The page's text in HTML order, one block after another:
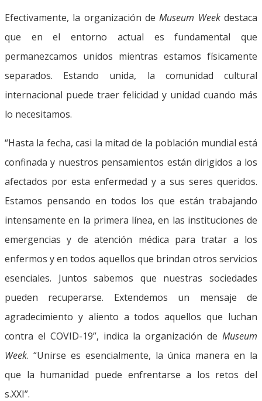
Efectivamente, la organización deMuseum Weekdestaca
que en el entorno actual es fundamental que
permanezcamos unidos mientras estamos físicamente
separados. Estando unida, la comunidad cultural
internacional puede traer felicidad y unidad cuando más
lo necesitamos.
“Hasta la fecha, casi la mitad de la población mundial está
confinada y nuestros pensamientos están dirigidos a los
afectados por esta enfermedad y a sus seres queridos.
Estamos pensando en todos los que están trabajando
intensamente en la primera línea, en las instituciones de
emergencias y de atención médica para tratar a los
enfermos y en todos aquellos que brindan otros servicios
esenciales. Juntos sabemos que nuestras sociedades
pueden recuperarse. Extendemos un mensaje de
agradecimiento y aliento a todos aquellos que luchan
contra el COVID-19”, indica la organización de Museum
Week. “Unirse es esencialmente, la única manera en la
que la humanidad puede enfrentarse a los retos del
s.XXI”.